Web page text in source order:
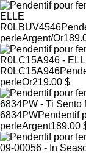
R0LBUV4546
perleArgent/Or
R0LC15A946
perleOr219.00 $
6834PWPendentif
perleArgent189.00